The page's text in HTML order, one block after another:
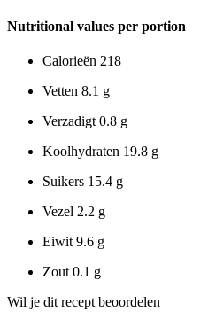
Nutritional values per portion
Calorieën 218
Vetten 8.1 g
Verzadigt 0.8 g
Koolhydraten 19.8 g
Suikers 15.4 g
Vezel 2.2 g
Eiwit 9.6 g
Zout 0.1 g
Wil je dit recept beoordelen